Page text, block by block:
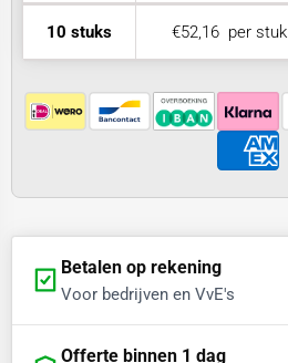
10 stuks €52,16per stuk
Betalen op rekening
Voor bedrijven en VvE's
Offerte binnen 1 dag